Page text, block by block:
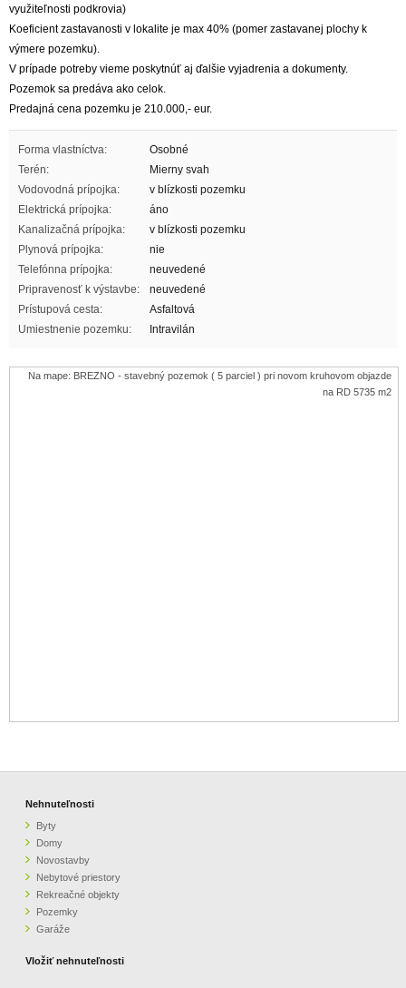
využiteľnosti podkrovia)
Koeficient zastavanosti v lokalite je max 40% (pomer zastavanej plochy k
výmere pozemku).
V prípade potreby vieme poskytnúť aj ďalšie vyjadrenia a dokumenty.
Pozemok sa predáva ako celok.
Predajná cena pozemku je 210.000,- eur.
Forma vlastníctva:
Osobné
Terén:
Mierny svah
Vodovodná prípojka:
v blízkosti pozemku
Elektrická prípojka:
áno
Kanalizačná prípojka:
v blízkosti pozemku
Plynová prípojka:
nie
Telefónna prípojka:
neuvedené
Pripravenosť k výstavbe:
neuvedené
Prístupová cesta:
Asfaltová
Umiestnenie pozemku:
Intravilán
Na mape: BREZNO - stavebný pozemok ( 5 parciel ) pri novom kruhovom objazde
na RD 5735 m2
Nehnuteľnosti
Byty
Domy
Novostavby
Nebytové priestory
Rekreačné objekty
Pozemky
Garáže
Vložiť nehnuteľnosti